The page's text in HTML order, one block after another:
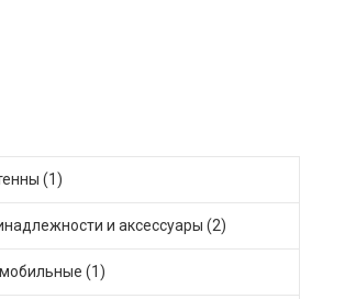
(1)
и аксессуары (2)
(1)